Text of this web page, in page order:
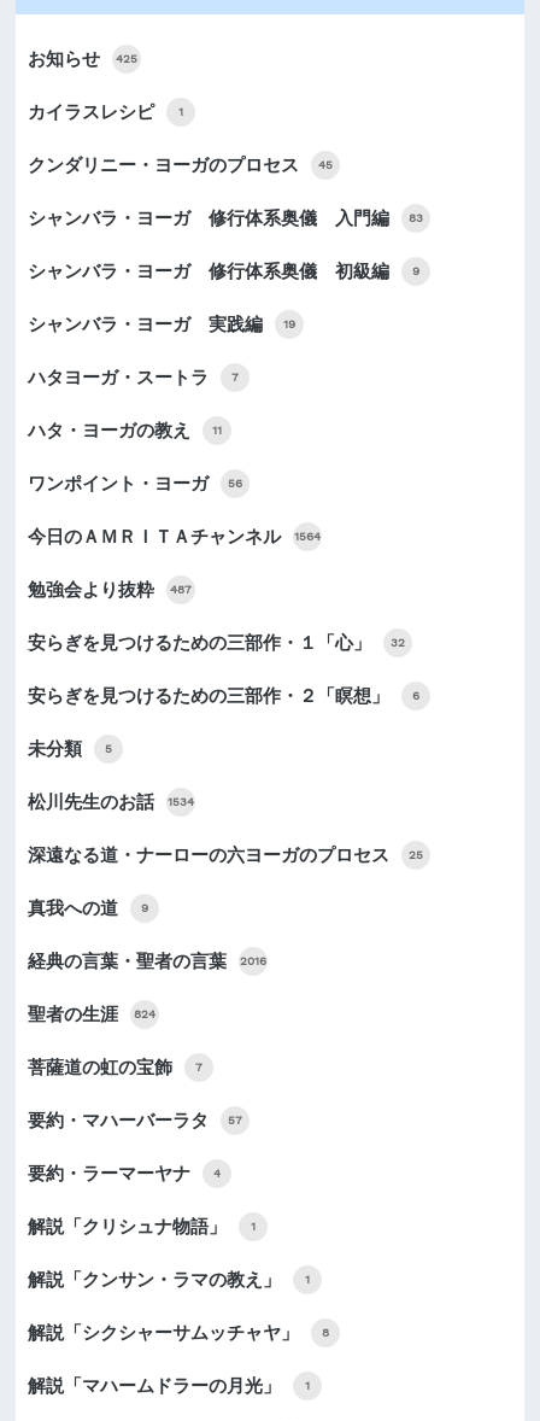
お知らせ 425
カイラスレシピ 1
クンダリニー・ヨーガのプロセス 45
シャンバラ・ヨーガ 修行体系奥儀 入門編 83
シャンバラ・ヨーガ 修行体系奥儀 初級編 9
シャンバラ・ヨーガ 実践編 19
ハタヨーガ・スートラ 7
ハタ・ヨーガの教え 11
ワンポイント・ヨーガ 56
今日のＡＭＲＩＴＡチャンネル 1564
勉強会より抜粋 487
安らぎを見つけるための三部作・１「心」 32
安らぎを見つけるための三部作・２「瞑想」 6
未分類 5
松川先生のお話 1534
深遠なる道・ナーローの六ヨーガのプロセス 25
真我への道 9
経典の言葉・聖者の言葉 2016
聖者の生涯 824
菩薩道の虹の宝飾 7
要約・マハーバーラタ 57
要約・ラーマーヤナ 4
解説「クリシュナ物語」 1
解説「クンサン・ラマの教え」 1
解説「シクシャーサムッチャヤ」 8
解説「マハームドラーの月光」 1